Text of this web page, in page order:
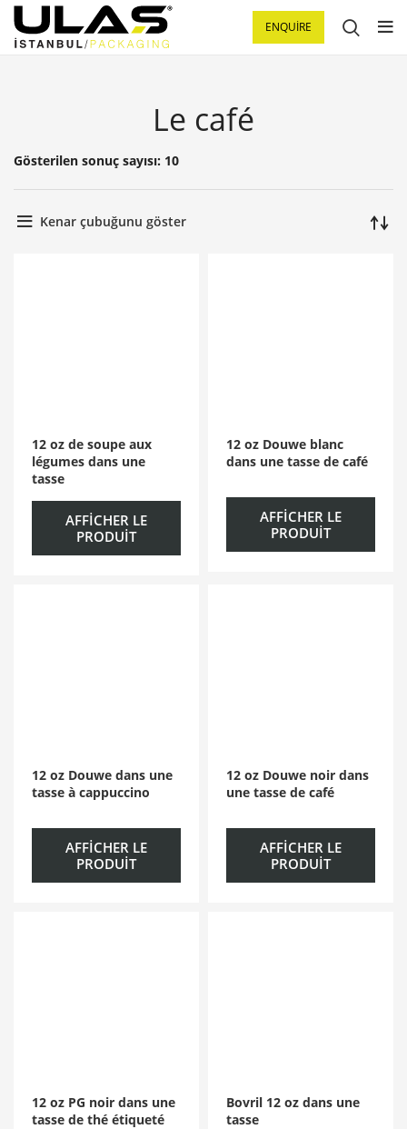
ENQUIRE
Le café
Gösterilen sonuç sayısı: 10
Kenar çubuğunu göster
12 oz de soupe aux
légumes dans une
tasse
AFFICHER LE
PRODUIT
12 oz Douwe blanc
dans une tasse de café
AFFICHER LE
PRODUIT
12 oz Douwe dans une
tasse à cappuccino
AFFICHER LE
PRODUIT
12 oz Douwe noir dans
une tasse de café
AFFICHER LE
PRODUIT
12 oz PG noir dans une
tasse de thé étiqueté
Bovril 12 oz dans une
tasse